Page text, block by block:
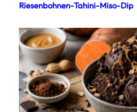
Riesenbohnen-Tahini-Miso-Dip